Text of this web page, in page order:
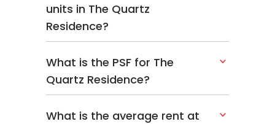
units in The Quartz
Residence?
What is the PSF for The
Quartz Residence?
What is the average rent at